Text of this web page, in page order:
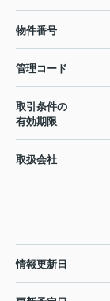
物件番号
管理コード
取引条件の
有効期限
取扱会社
情報更新日